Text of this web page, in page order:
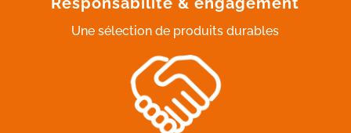
Une sélection de produits durables